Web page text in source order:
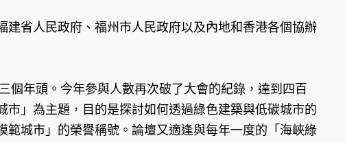
省人民政府、福州市人民政府以及內地和香港各個協辦
個年頭。今年參與人數再次破了大會的紀錄，達到四百
」為主題，目的是探討如何透過綠色建築與低碳城市的
城市」的榮譽稱號。論壇又適逢與每年一度的「海峽綠